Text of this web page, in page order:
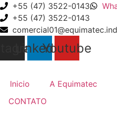
Ir
para
o
conteúdo
+55 (47) 3522-0143
+55 (47) 3522-0143
LinkedinYoutube
Inicio A Equimatec
CONTATO